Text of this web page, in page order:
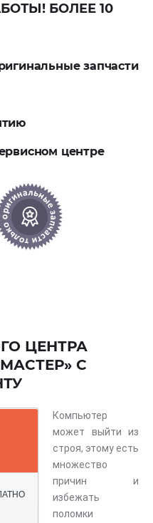
БОЛЕЕ 10
запчасти
центре
ЦЕНТРА
С
Компьютер
может выйти из
строя, этому есть
множество
причин и
избежать
поломки